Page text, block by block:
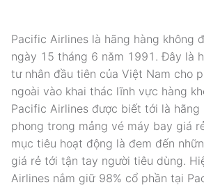
Pacific Airlines là hãng hàng không
ngày 15 tháng 6 năm 1991. Đây là
tư nhân đầu tiên của Việt Nam cho
ngoài vào khai thác lĩnh vực hàng
Pacific Airlines được biết tới là hãng
phong trong mảng vé máy bay giá
mục tiêu hoạt động là đem đến
giá rẻ tới tận tay người tiêu dùng.
Airlines nắm giữ 98% cổ phần tại